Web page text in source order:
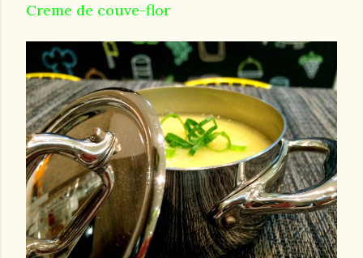
Creme de couve-flor